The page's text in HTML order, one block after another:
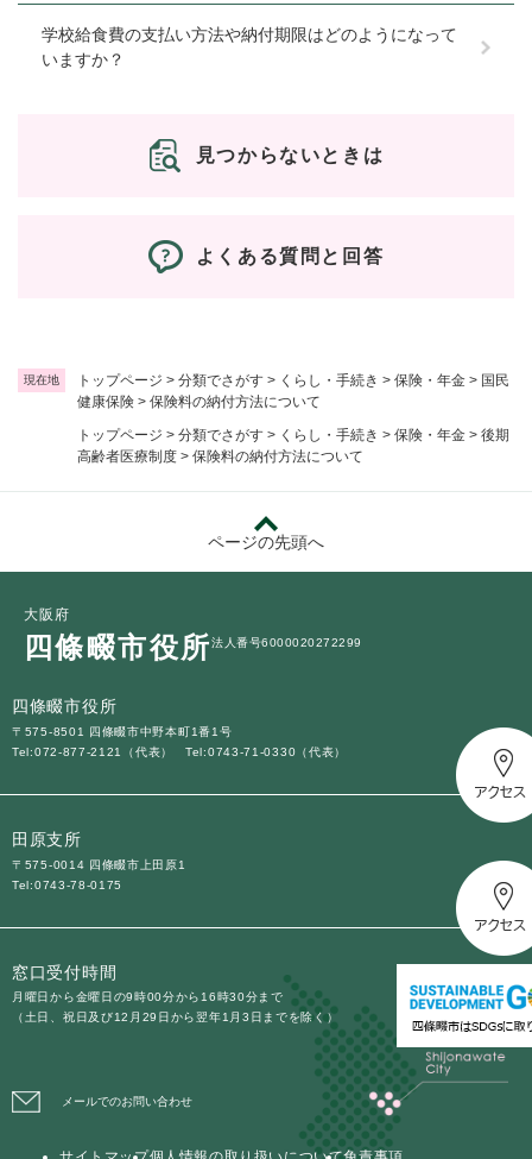
現在地 トップページ > 分類でさがす > くらし・手続き > 保険・年金 > 国民
健康保険 > 保険料の納付方法について
トップページ > 分類でさがす > くらし・手続き > 保険・年金 > 後期
高齢者医療制度 > 保険料の納付方法について
学校給食費の支払い方法や納付期限はどのようになって
いますか？
見つからないときは
よくある質問と回答
ページの先頭へ
大阪府
四條畷市役所法人番号6000020272299
四條畷市役所
〒575-8501 四條畷市中野本町1番1号
Tel:072-877-2121（代表）
Tel:0743-71-0330（代表）
田原支所
〒575-0014 四條畷市上田原1
Tel:0743-78-0175
窓口受付時間
月曜日から金曜日の9時00分から16時30分まで
（土日、祝日及び12月29日から翌年1月3日までを除く）
メールでのお問い合わせ